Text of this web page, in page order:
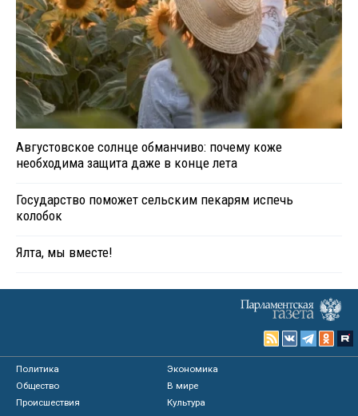
Августовское солнце обманчиво: почему коже
необходима защита даже в конце лета
Государство поможет сельским пекарям испечь
колобок
Ялта, мы вместе!
Политика
Экономика
Общество
В мире
Происшествия
Культура